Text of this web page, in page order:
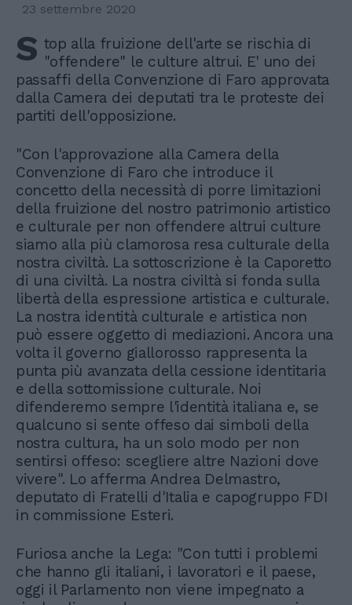
23 settembre 2020
S top alla fruizione dell'arte se rischia di
"offendere" le culture altrui. E' uno dei
passaffi della Convenzione di Faro approvata
dalla Camera dei deputati tra le proteste dei
partiti dell'opposizione.
"Con l'approvazione alla Camera della
Convenzione di Faro che introduce il
concetto della necessità di porre limitazioni
della fruizione del nostro patrimonio artistico
e culturale per non offendere altrui culture
siamo alla più clamorosa resa culturale della
nostra civiltà. La sottoscrizione è la Caporetto
di una civiltà. La nostra civiltà si fonda sulla
libertà della espressione artistica e culturale.
La nostra identità culturale e artistica non
può essere oggetto di mediazioni. Ancora una
volta il governo giallorosso rappresenta la
punta più avanzata della cessione identitaria
e della sottomissione culturale. Noi
difenderemo sempre l'identità italiana e, se
qualcuno si sente offeso dai simboli della
nostra cultura, ha un solo modo per non
sentirsi offeso: scegliere altre Nazioni dove
vivere". Lo afferma Andrea Delmastro,
deputato di Fratelli d'Italia e capogruppo FDI
in commissione Esteri.
Furiosa anche la Lega: "Con tutti i problemi
che hanno gli italiani, i lavoratori e il paese,
oggi il Parlamento non viene impegnato a